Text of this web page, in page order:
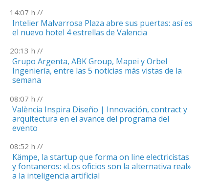
14:07 h //
Intelier Malvarrosa Plaza abre sus puertas: así es
el nuevo hotel 4 estrellas de Valencia
20:13 h //
Grupo Argenta, ABK Group, Mapei y Orbel
Ingeniería, entre las 5 noticias más vistas de la
semana
08:07 h //
València Inspira Diseño | Innovación, contract y
arquitectura en el avance del programa del
evento
08:52 h //
Kämpe, la startup que forma on line electricistas
y fontaneros: «Los oficios son la alternativa real»
a la inteligencia artificial